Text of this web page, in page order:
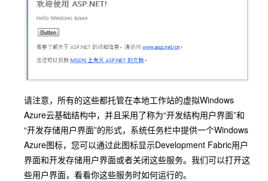
请注意，所有的这些都托管在本地工作站的虚拟Windows
Azure云基础结构中，并且采用了称为“开发结构用户界面”和
“开发存储用户界面”的形式，系统任务栏中提供一个Windows
Azure图标，您可以通过此图标显示Development Fabric用户
界面和开发存储用户界面或者关闭这些服务。我们可以打开这
些用户界面，看看你这些服务时如何运行的。